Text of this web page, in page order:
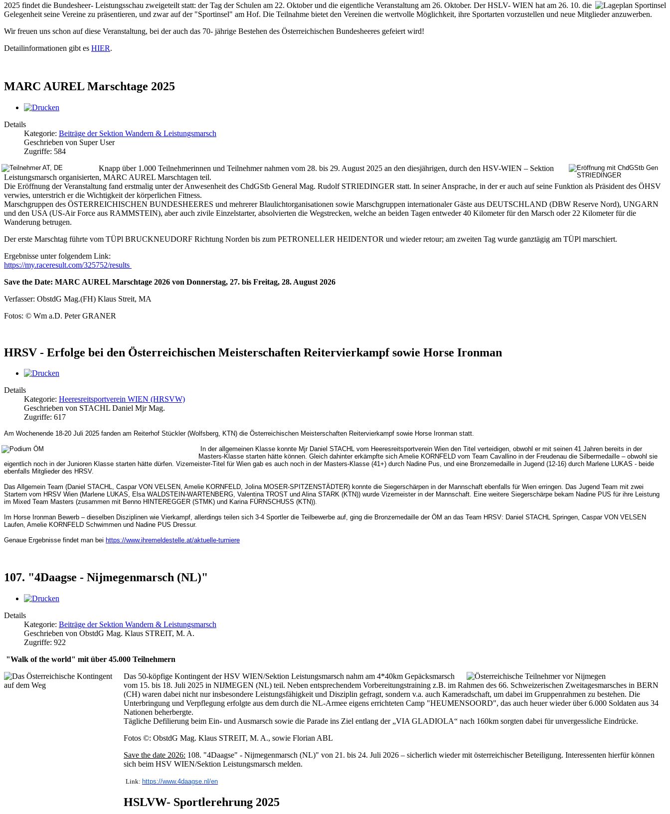
2025 findet die Bundesheer- Leistungsschau zweigeteilt statt: der Tag der Schulen am 22. Oktober und die eigentliche Veranstaltung am 26. Oktober. Der HSLV- WIEN hat am 26. 10. die
Gelegenheit seine Vereine zu präsentieren, und zwar auf der "Sportinsel" am Hof. Die Teilnahme bietet den Vereinen die wertvolle Möglichkeit, ihre Sportarten vorzustellen und neue Mitglieder anzuwerben.
Wir freuen uns schon auf diese Veranstaltung, bei der auch das 70- jährige Bestehen des Österreichischen Bundesheeres gefeiert wird!
Detailinformationen gibt es HIER.
MARC AUREL Marschtage 2025
Details
Kategorie: Beiträge der Sektion Wandern & Leistungsmarsch
Geschrieben von Super User
Zugriffe: 584
Knapp über 1.000 Teilnehmerinnen und Teilnehmer nahmen vom 28. bis 29. August 2025 an den diesjährigen, durch den HSV-WIEN – Sektion
Leistungsmarsch organisierten, MARC AUREL Marschtagen teil.
Die Eröffnung der Veranstaltung fand erstmalig unter der Anwesenheit des ChdGStb General Mag. Rudolf STRIEDINGER statt. In seiner Ansprache, in der er auch auf seine Funktion als Präsident des ÖHSV
verwies, unterstrich er die Wichtigkeit der körperlichen Fitness.
Marschgruppen des ÖSTERREICHISCHEN BUNDESHEERES und mehrerer Blaulichtorganisationen sowie Marschgruppen internationaler Gäste aus DEUTSCHLAND (DBW Reserve Nord), UNGARN
und den USA (US-Air Force aus RAMMSTEIN), aber auch zivile Einzelstarter, absolvierten die Wegstrecken, welche an beiden Tagen entweder 40 Kilometer für den Marsch oder 22 Kilometer für die
Wanderung betrugen.
Der erste Marschtag führte vom TÜPl BRUCKNEUDORF Richtung Norden bis zum PETRONELLER HEIDENTOR und wieder retour; am zweiten Tag wurde ganztägig am TÜPl marschiert.
Ergebnisse unter folgendem Link:
https://my.raceresult.com/325752/results
Save the Date: MARC AUREL Marschtage 2026 von Donnerstag, 27. bis Freitag, 28. August 2026
Verfasser: ObstdG Mag.(FH) Klaus Streit, MA
Fotos: © Wm a.D. Peter GRANER
HRSV - Erfolge bei den Österreichischen Meisterschaften Reitervierkampf sowie Horse Ironman
Details
Kategorie: Heeresreitsportverein WIEN (HRSVW)
Geschrieben von STACHL Daniel Mjr Mag.
Zugriffe: 617
Am Wochenende 18-20 Juli 2025 fanden am Reiterhof Stückler (Wolfsberg, KTN) die Österreichischen Meisterschaften Reitervierkampf sowie Horse Ironman statt.
In der allgemeinen Klasse konnte Mjr Daniel STACHL vom Heeresreitsportverein Wien den Titel verteidigen, obwohl er mit seinen 41 Jahren bereits in der
Masters-Klasse starten hätte können. Gleich dahinter erkämpfte sich Amelie KORNFELD vom Team Cavallino in der Freudenau die Silbermedaille – obwohl sie
eigentlich noch in der Junioren Klasse starten hätte dürfen. Vizemeister-Titel für Wien gab es auch noch in der Masters-Klasse (41+) durch Nadine Pus, und eine Bronzemedaille in Jugend (12-16) durch Marlene LUKAS - beide
ebenfalls Mitglieder des HRSV.
Das Allgemein Team (Daniel STACHL, Caspar VON VELSEN, Amelie KORNFELD, Jolina MOSER-SPITZENSTÄDTER) konnte die Siegerschärpen in der Mannschaft ebenfalls für Wien erringen. Das Jugend Team mit zwei
Startern vom HRSV Wien (Marlene LUKAS, Elsa WALDSTEIN-WARTENBERG, Valentina TROST und Alina STARK (KTN)) wurde Vizemeister in der Mannschaft. Eine weitere Siegerschärpe bekam Nadine PUS für ihre Leistung
im Mixed Team Masters (zusammen mit Benno HINTEREGGER (STMK) und Karina FÜRNSCHUSS (KTN)).
Im Horse Ironman Bewerb – dieselben Disziplinen wie Vierkampf, allerdings teilen sich 3-4 Sportler die Teilbewerbe auf, ging die Bronzemedaille der ÖM an das Team HRSV: Daniel STACHL Springen, Caspar VON VELSEN
Laufen, Amelie KORNFELD Schwimmen und Nadine PUS Dressur.
Genaue Ergebnisse findet man bei https://www.ihremeldestelle.at/aktuelle-turniere
107. "4Daagse - Nijmegenmarsch (NL)"
Details
Kategorie: Beiträge der Sektion Wandern & Leistungsmarsch
Geschrieben von ObstdG Mag. Klaus STREIT, M. A.
Zugriffe: 922
"Walk of the world" mit über 45.000 Teilnehmern
Das 50-köpfige Kontingent der HSV WIEN/Sektion Leistungsmarsch nahm am 4*40km Gepäcksmarsch
vom 15. bis 18. Juli 2025 in NIJMEGEN (NL) teil. Neben entsprechendem Vorbereitungstraining z.B. im Rahmen des 66. Schweizerischen Zweitagesmarsches in BERN
(CH) waren dabei nicht nur insbesondere Leistungsfähigkeit und Disziplin gefragt, sondern v.a. auch Kameradschaft, um dabei im Gruppenrahmen zu bestehen. Die
Unterbringung und Verpflegung erfolgte aus dem durch die NL-Armee eigens errichteten Camp "HEUMENSOORD", das auch heuer wieder über 6.000 Soldaten aus 34
Nationen beherbergte.
Tägliche Defilierung beim Ein- und Ausmarsch sowie die Parade ins Ziel entlang der „VIA GLADIOLA“ nach 160km sorgten dabei für unvergessliche Eindrücke.
Fotos ©: ObstdG Mag. Klaus STREIT, M. A., sowie Florian ABL
Save the date 2026: 108. "4Daagse" - Nijmegenmarsch (NL)" von 21. bis 24. Juli 2026 – sicherlich wieder mit österreichischer Beteiligung. Interessenten hierfür können
sich beim HSV WIEN/Sektion Leistungsmarsch melden.
Link: https://www.4daagse.nl/en
HSLVW- Sportlerehrung 2025